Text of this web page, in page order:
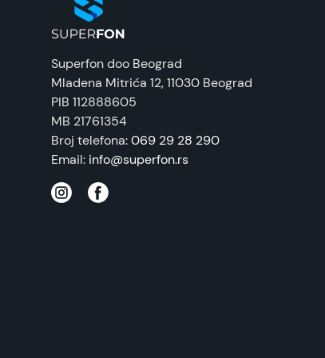
Prava potrošača:
Napomena:
Superfon doo Beograd
Mladena Mitrića 12, 11030 Beograd
PIB 112888605
MB 21761354
Broj telefona:069 29 28 290
Email: info@superfon.rs